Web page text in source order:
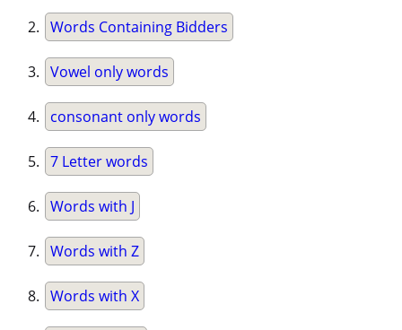
Words Containing Bidders
Vowel only words
consonant only words
7 Letter words
Words with J
Words with Z
Words with X